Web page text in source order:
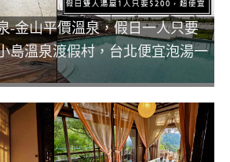
-金山平價溫泉，假日一人只要
島溫泉渡假村，台北便宜泡湯一